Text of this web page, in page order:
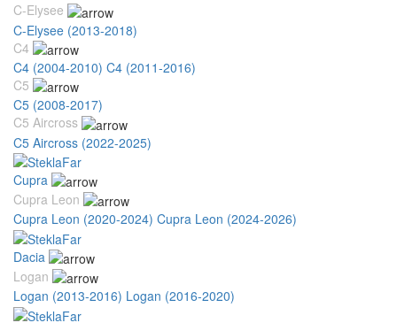
C-Elysee
C-Elysee (2013-2018)
C4
C4 (2004-2010) C4 (2011-2016)
C5
C5 (2008-2017)
C5 Aircross
C5 Aircross (2022-2025)
Cupra
Cupra Leon
Cupra Leon (2020-2024) Cupra Leon (2024-2026)
Dacia
Logan
Logan (2013-2016) Logan (2016-2020)